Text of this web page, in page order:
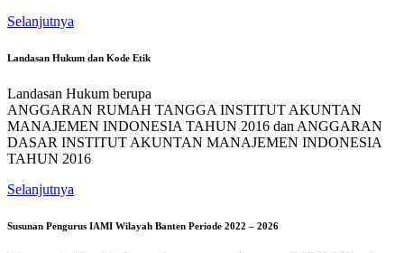
Selanjutnya
Landasan Hukum dan Kode Etik
Landasan Hukum berupa
ANGGARAN RUMAH TANGGA INSTITUT AKUNTAN
MANAJEMEN INDONESIA TAHUN 2016 dan ANGGARAN
DASAR INSTITUT AKUNTAN MANAJEMEN INDONESIA
TAHUN 2016
Selanjutnya
Susunan Pengurus IAMI Wilayah Banten Periode 2022 – 2026